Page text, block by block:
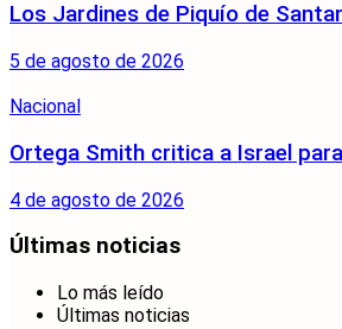
Los Jardines de Piquío de
5 de agosto de 2026
Nacional
Ortega Smith critica a Israel
4 de agosto de 2026
Últimas noticias
Lo más leído
Últimas noticias